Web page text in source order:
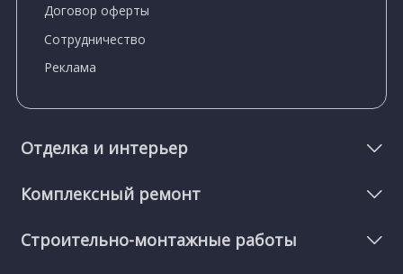
Договор оферты
Сотрудничество
Реклама
Отделка и интерьер
Комплексный ремонт
Строительно-монтажные работы